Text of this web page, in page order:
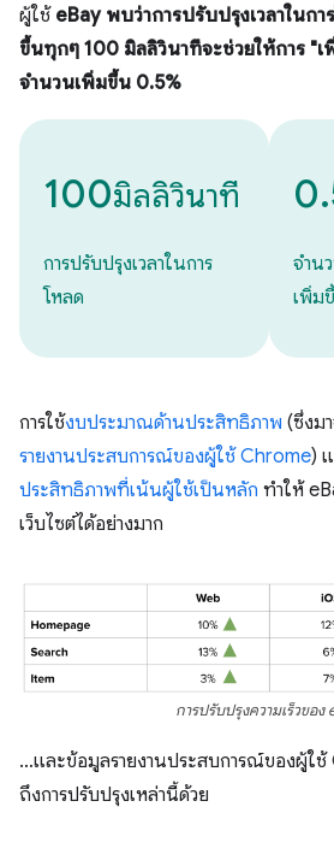
ผู้ใช้ eBay พบว่าการปรับปรุงเวลาในกา
ขึ้นทุกๆ 100 มิลลิวินาทีจะช่วยให้การ "เ
จำนวนเพิ่มขึ้น 0.5%
100มิลลิวินาที
การปรับปรุงเวลาในการ
โหลด
จำน
เพิ่ม
การใช้งบประมาณด้านประสิทธิภาพ (ซึ่งม
รายงานประสบการณ์ของผู้ใช้ Chrome)
ประสิทธิภาพที่เน้นผู้ใช้เป็นหลัก ทำให้
เว็บไซต์ได้อย่างมาก
การปรับปรุงความเร็วของ
…และข้อมูลรายงานประสบการณ์ของผู้ใ
ถึงการปรับปรุงเหล่านี้ด้วย